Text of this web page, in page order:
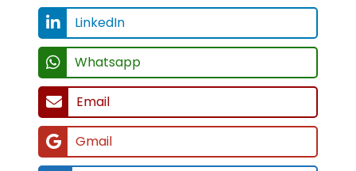
LinkedIn
Whatsapp
Email
Gmail